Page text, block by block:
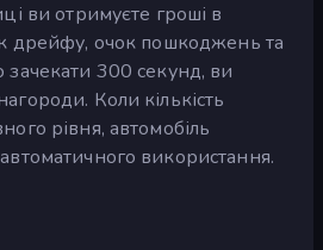
ви отримуєте гроші в
дрейфу, очок пошкоджень та
300 секунд, ви
Коли кількість
рівня, автомобіль
використання.